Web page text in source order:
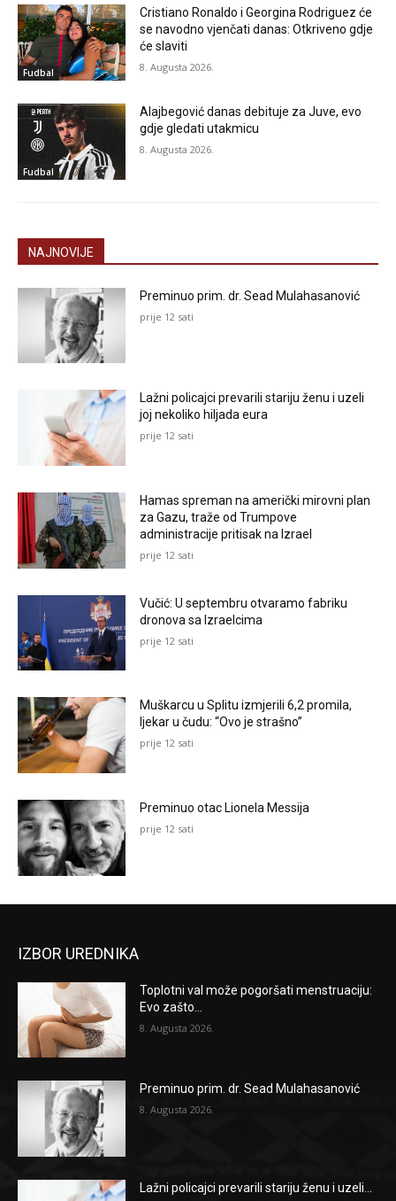
Fudbal
Cristiano Ronaldo i Georgina Rodriguez će
se navodno vjenčati danas: Otkriveno gdje
će slaviti
8. Augusta 2026.
Fudbal
Alajbegović danas debituje za Juve, evo
gdje gledati utakmicu
8. Augusta 2026.
NAJNOVIJE
Preminuo prim. dr. Sead Mulahasanović
prije 12 sati
Lažni policajci prevarili stariju ženu i uzeli
joj nekoliko hiljada eura
prije 12 sati
Hamas spreman na američki mirovni plan
za Gazu, traže od Trumpove
administracije pritisak na Izrael
prije 12 sati
Vučić: U septembru otvaramo fabriku
dronova sa Izraelcima
prije 12 sati
Muškarcu u Splitu izmjerili 6,2 promila,
ljekar u čudu: “Ovo je strašno”
prije 12 sati
Preminuo otac Lionela Messija
prije 12 sati
IZBOR UREDNIKA
Toplotni val može pogoršati menstruaciju:
Evo zašto...
8. Augusta 2026.
Preminuo prim. dr. Sead Mulahasanović
8. Augusta 2026.
Lažni policajci prevarili stariju ženu i uzeli...